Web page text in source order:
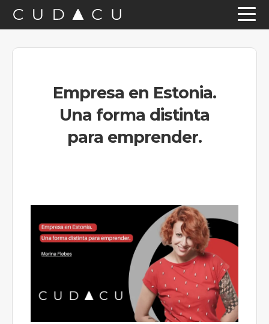
Saltar
a
Saltar
al
contenido
Saltar
a
Empresa en Estonia.
Una forma distinta
para emprender.